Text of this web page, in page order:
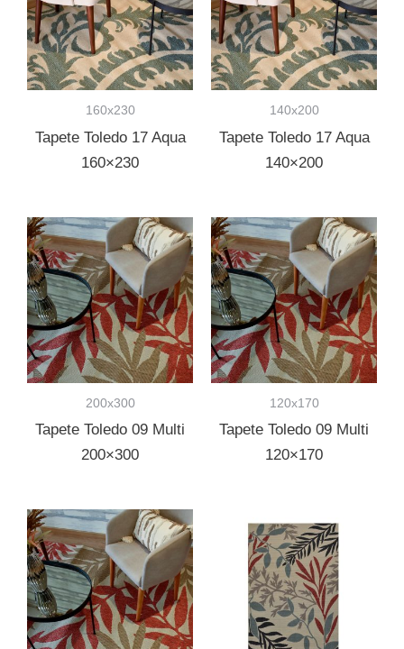
160x230
Tapete Toledo 17 Aqua
160×230
140x200
Tapete Toledo 17 Aqua
140×200
200x300
Tapete Toledo 09 Multi
200×300
120x170
Tapete Toledo 09 Multi
120×170